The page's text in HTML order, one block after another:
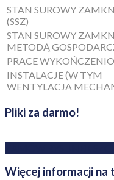
STAN SUROWY
(SSZ)
STAN SUROWY
METODĄ
PRACE
INSTALACJE (W TYM
WENTYLACJA
Pliki za darmo!
Więcej informacji